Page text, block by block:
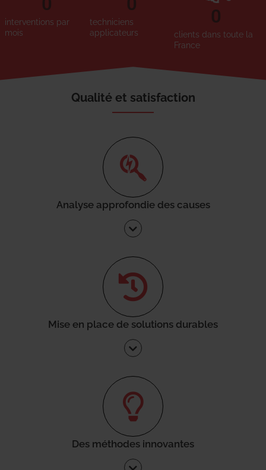
interventions par
mois
techniciens
applicateurs
clients dans toute la
France
0
Qualité et satisfaction
Analyse approfondie des causes
Mise en place de solutions durables
Des méthodes innovantes